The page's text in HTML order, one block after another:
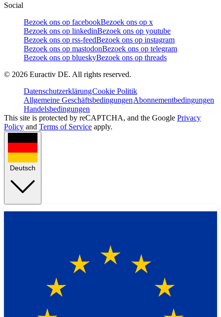
Social
Bezoek ons op facebookBezoek ons op x
Bezoek ons op linkedinBezoek ons op youtube
Bezoek ons op rss-feedBezoek ons op instagram
Bezoek ons op mastodonBezoek ons op telegram
Bezoek ons op blueskyBezoek ons op threads
© 2026 Euractiv DE. All rights reserved.
DatenschutzerklärungCookie Politik
Allgemeine GeschäftsbedingungenAbonnementbedingungen
Handelsbedingungen
This site is protected by reCAPTCHA, and the Google Privacy
Policy and Terms of Service apply.
Deutsch